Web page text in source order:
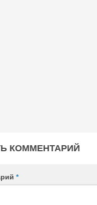
КОММЕНТАРИЙ
*